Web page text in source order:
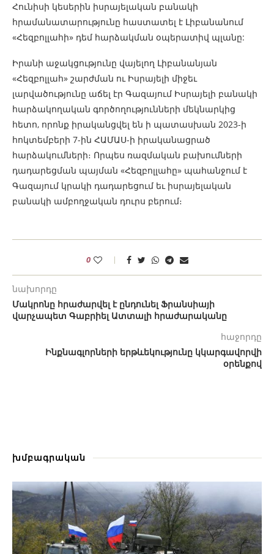
Հունիսի կեսերին իսրայելական բանակի
հրամանատարությունը հաստատել է Լիբանանում
«Հեզբոլլահի» դեմ հարձակման օպերատիվ պլանը:
Իրանի աջակցությունը վայելող Լիբանանյան
«Հեզբոլլահ» շարժման ու Իսրայելի միջեւ
լարվածությունը աճել էր Գազայում Իսրայելի բանակի
հարձակողական գործողությունների մեկնարկից
հետո, որոնք իրականցվել են ի պատասխան 2023-ի
հոկտեմբերի 7-ին ՀԱՄԱՍ-ի իրականացրած
հարձակումների։ Որպես ռազմական բախումների
դադարեցման պայման «Հեզբոլլահը» պահանջում է
Գազայում կրակի դադարեցում եւ իսրայելական
բանակի ամբողջական դուրս բերում։
0
նախորդը
Մակրոնը հրաժարվել է ընդունել Ֆրանսիայի
վարչապետ Գաբրիել Ատտալի հրաժարականը
հաջորդը
Ինքնագլորների երթևեկությունը կկարգավորվի
օրենքով
խմբագրական